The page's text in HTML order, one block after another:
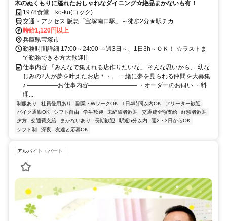
木のぬくもりに溢れたおしゃれなダイニング☆絶品まかないも有！
1978食堂 ko-ku(コック)
交通・アクセス 阪急「宝塚南口駅」～徒歩2分★駅チカ
時給1,120円以上
兵庫県宝塚市
勤務時間詳細 17:00～24:00 ⇒週3日～、1日3h～ＯＫ！ ☆ラストま
で勤務できる方大歓迎!!
仕事内容 「みんなで集まれる店作りたいな」 そんな思いから、 幼な
じみの2人が夢を叶えたお店＊・。 一緒に夢を見られる仲間を大募集
♪ ―――――お仕事内容―――――――― ・オーダーのお伺い ・料
理...
制服あり 社員登用あり 副業・WワークOK 1日4時間以内OK
フリーター歓迎
バイク通勤OK
シフト自由 学生歓迎 未経験者歓迎 交通費全額支給
経験者歓迎
夕方
交通費支給 まかないあり 長期歓迎 駅近5分以内
週2・3日からOK
シフト制
深夜 友達と応募OK
アルバイト・パート